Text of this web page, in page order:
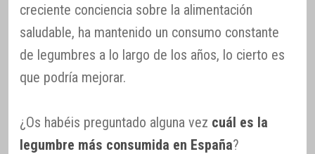
creciente conciencia sobre la alimentación
saludable, ha mantenido un consumo constante
de legumbres a lo largo de los años, lo cierto es
que podría mejorar.
¿Os habéis preguntado alguna vez cuál es la
legumbre más consumida en España?